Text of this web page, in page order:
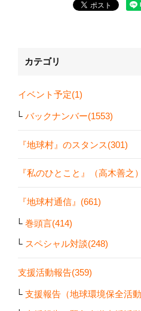
カテゴリ
イベント予定(1)
バックナンバー(1553)
『地球村』のスタンス(301)
『私のひとこと』（高木善之
『地球村通信』(661)
巻頭言(414)
スペシャル対談(248)
支援活動報告(359)
支援報告（地球環境保全活